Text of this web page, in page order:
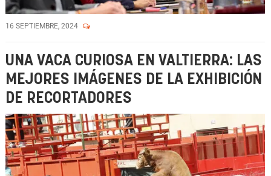
16 SEPTIEMBRE, 2024
UNA VACA CURIOSA EN VALTIERRA: LAS
MEJORES IMÁGENES DE LA EXHIBICIÓN
DE RECORTADORES